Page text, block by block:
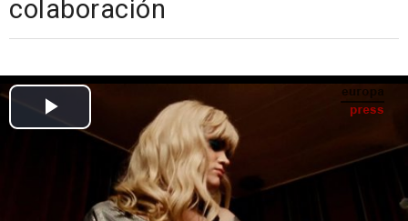
colaboración